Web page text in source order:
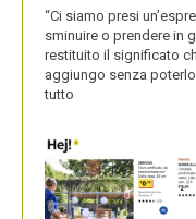
“Ci siamo presi
sminuire o prendere in
restituito il significato
aggiungo senza
tutto